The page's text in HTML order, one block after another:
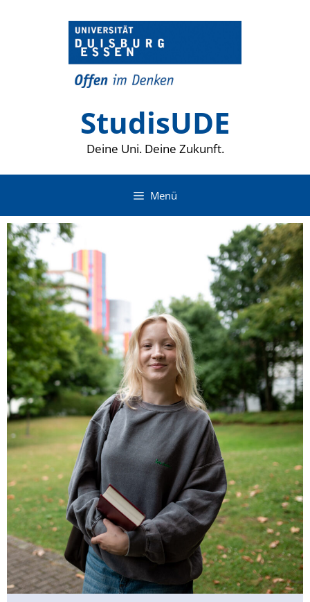
StudisUDE
Deine Uni. Deine Zukunft.
Menü